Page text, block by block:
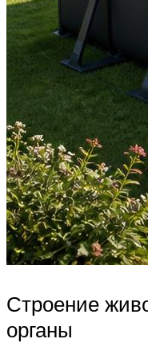
Строение
органы